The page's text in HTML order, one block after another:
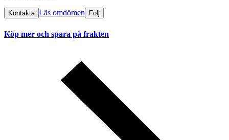
Kontakta Läs omdömen Följ
Köp mer och spara på frakten